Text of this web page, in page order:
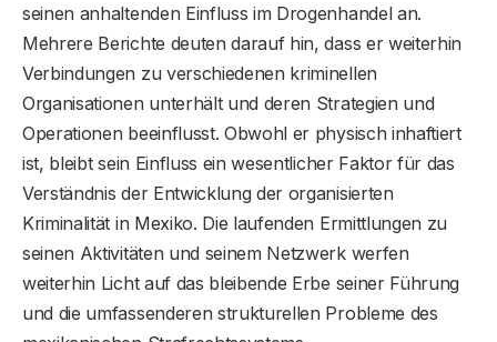
seinen anhaltenden Einfluss im Drogenhandel an.
Mehrere Berichte deuten darauf hin, dass er weiterhin
Verbindungen zu verschiedenen kriminellen
Organisationen unterhält und deren Strategien und
Operationen beeinflusst. Obwohl er physisch inhaftiert
ist, bleibt sein Einfluss ein wesentlicher Faktor für das
Verständnis der Entwicklung der organisierten
Kriminalität in Mexiko. Die laufenden Ermittlungen zu
seinen Aktivitäten und seinem Netzwerk werfen
weiterhin Licht auf das bleibende Erbe seiner Führung
und die umfassenderen strukturellen Probleme des